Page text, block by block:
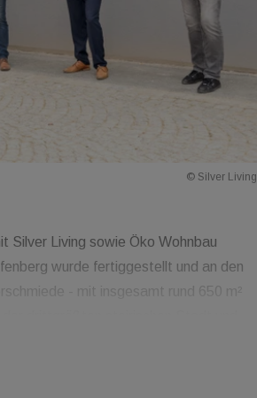
© Silver Living
Silver Living sowie Öko Wohnbau
wurde fertiggestellt und an den
- mit insgesamt rund 650 m²